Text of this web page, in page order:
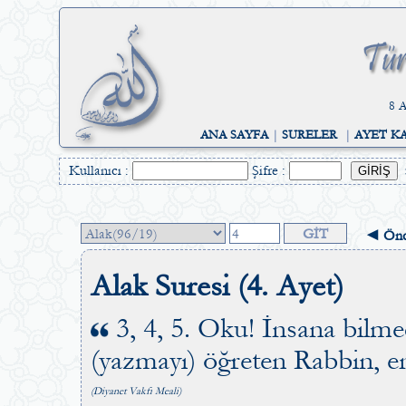
8
ANA SAYFA| SURELER| AYET
Kullanıcı : Şifre :
◄
Alak Suresi (4. Ayet)
3, 4, 5. Oku! İnsana
(yazmayı) öğreten Rabbin,
(Diyanet Vakfı Meali)